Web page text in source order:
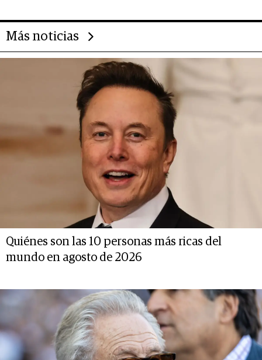
Más noticias
Quiénes son las 10 personas más ricas del
mundo en agosto de 2026